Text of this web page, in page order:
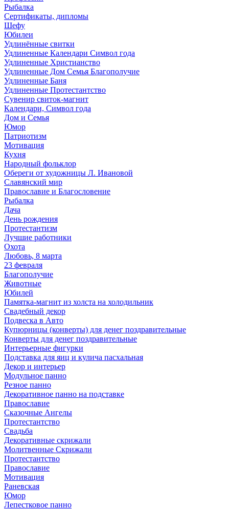
Рыбалка
Сертификаты, дипломы
Шефу
Юбилеи
Удлинённые свитки
Удлиненные Календари Символ года
Удлиненные Христианство
Удлиненные Дом Семья Благополучие
Удлиненные Баня
Удлиненные Протестантство
Сувенир свиток-магнит
Календари, Символ года
Дом и Семья
Юмор
Патриотизм
Мотивация
Кухня
Народный фольклор
Обереги от художницы Л. Ивановой
Славянский мир
Православие и Благословение
Рыбалка
Дача
День рождения
Протестантизм
Лучшие работники
Охота
Любовь, 8 марта
23 февраля
Благополучие
Животные
Юбилей
Памятка-магнит из холста на холодильник
Свадебный декор
Подвеска в Авто
Купюрницы (конверты) для денег поздравительные
Конверты для денег поздравительные
Интерьерные фигурки
Подставка для яиц и кулича пасхальная
Декор и интерьер
Модульное панно
Резное панно
Декоративное панно на подставке
Православие
Сказочные Ангелы
Протестантство
Свадьба
Декоративные скрижали
Молитвенные Скрижали
Протестантство
Православие
Мотивация
Раневская
Юмор
Лепестковое панно